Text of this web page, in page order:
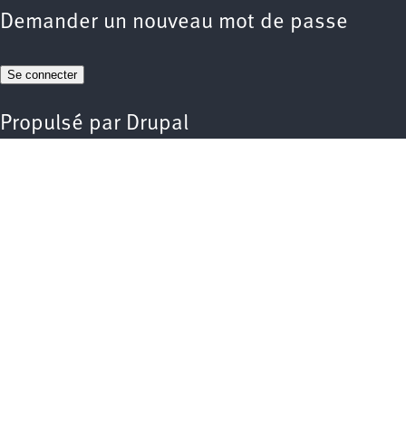
Demander un nouveau mot de passe
Propulsé par Drupal